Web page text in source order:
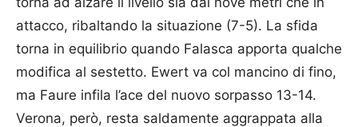
attacco, ribaltando la situazione (7-5). La sfida
torna in equilibrio quando Falasca apporta qualche
modifica al sestetto. Ewert va col mancino di fino,
ma Faure infila l’ace del nuovo sorpasso 13-14.
Verona, però, resta saldamente aggrappata alla